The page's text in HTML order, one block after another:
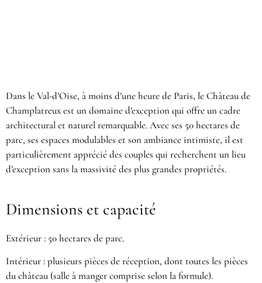
Dans le Val-d’Oise, à moins d’une heure de Paris, le Château de
Champlatreuxest un domaine d’exception qui offre un cadre
architectural et naturel remarquable. Avec ses 50 hectares de
parc, ses espaces modulables et son ambiance intimiste, il est
particulièrement apprécié des couples qui recherchent un lieu
d’exception sans la massivité des plus grandes propriétés.
Dimensions et capacité
Extérieur : 50 hectares de parc.
Intérieur : plusieurs pièces de réception, dont toutes les pièces
du château (salle à manger comprise selon la formule).